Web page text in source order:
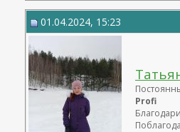
01.04.2024, 15:23
Profi